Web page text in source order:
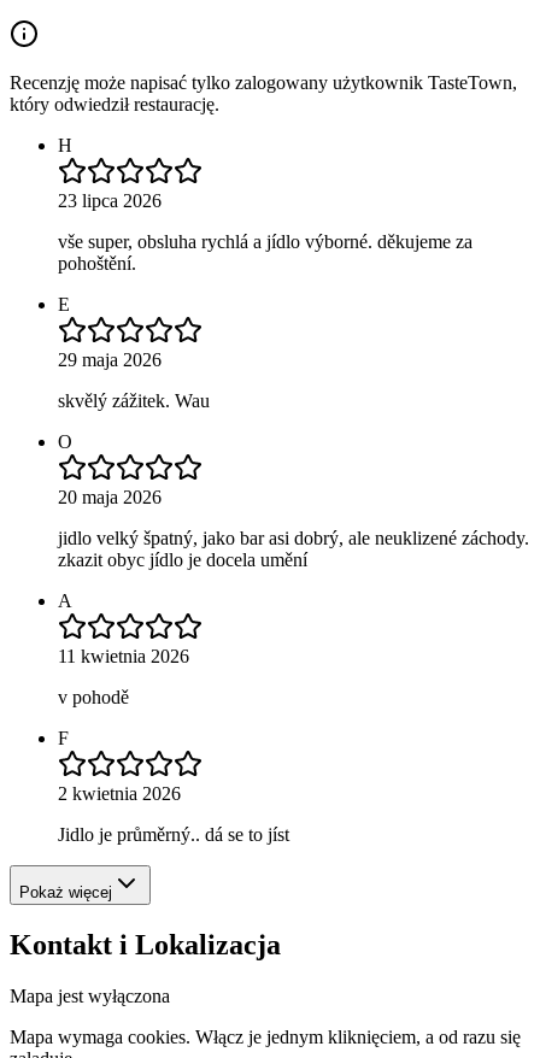
Recenzję może napisać tylko zalogowany użytkownik TasteTown,
który odwiedził restaurację.
H
23 lipca 2026
vše super, obsluha rychlá a jídlo výborné. děkujeme za
pohoštění.
E
29 maja 2026
skvělý zážitek. Wau
O
20 maja 2026
jidlo velký špatný, jako bar asi dobrý, ale neuklizené záchody.
zkazit obyc jídlo je docela umění
A
11 kwietnia 2026
v pohodě
F
2 kwietnia 2026
Jidlo je průměrný.. dá se to jíst
Pokaż więcej
Kontakt i Lokalizacja
Mapa jest wyłączona
Mapa wymaga cookies. Włącz je jednym kliknięciem, a od razu się